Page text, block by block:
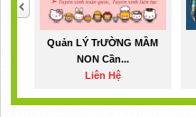
Quản LÝ TrƯỜNG MẦM
NON Cần...
Liên Hệ